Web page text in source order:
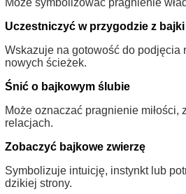
Może symbolizować pragnienie
Uczestniczyć w przygodzie z bajki
Wskazuje na gotowość do podjęcia
nowych ścieżek.
Śnić o bajkowym ślubie
Może oznaczać pragnienie miłości,
relacjach.
Zobaczyć bajkowe zwierzę
Symbolizuje intuicję, instynkt lub
dzikiej strony.